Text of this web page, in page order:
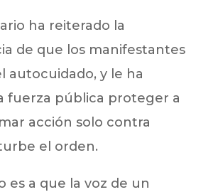
ha reiterado la
de que los manifestantes
autocuidado, y le ha
fuerza pública proteger a
acción solo contra
el orden.
es a que la voz de un